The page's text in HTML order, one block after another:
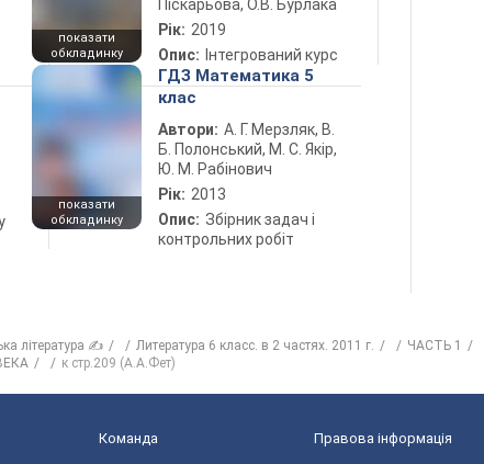
показати
обкладинку
Піскарьова, О.В. Бурлака
Рік: 2019
Опис: Інтегрований курс
показати
обкладинку
ГДЗ Математика 5
клас
Автори: А. Г. Мерзляк, В.
Б. Полонський, М. С. Якір,
Ю. М. Рабінович
Рік: 2013
Опис: Збірник задач і
контрольних робіт
література ✍ Литература 6 класс. в 2 частях. 2011 г.
ЧАСТЬ 1
к стр.209 (А.А.Фет)
Команда Правова інформація